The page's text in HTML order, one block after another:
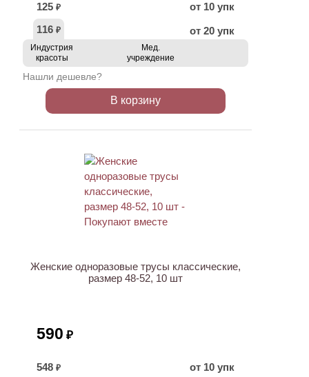
125 ₽
от 10 упк
116 ₽ от 20 упк
Индустрия
красоты
Мед.
учреждение
Нашли дешевле?
В корзину
Женские одноразовые трусы классические,
размер 48-52, 10 шт
590 ₽
548 ₽
от 10 упк